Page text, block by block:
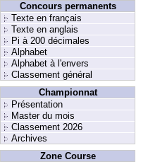
Concours permanents
Texte en français
Texte en anglais
Pi à 200 décimales
Alphabet
Alphabet à l'envers
Classement général
Championnat
Présentation
Master du mois
Classement 2026
Archives
Zone Course